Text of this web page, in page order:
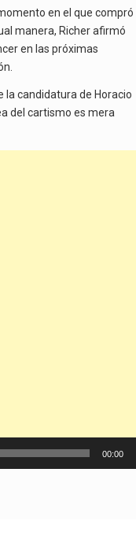
en el que compró
manera, Richer afirmó
en las próximas
la candidatura de Horacio
del cartismo es mera
00:00